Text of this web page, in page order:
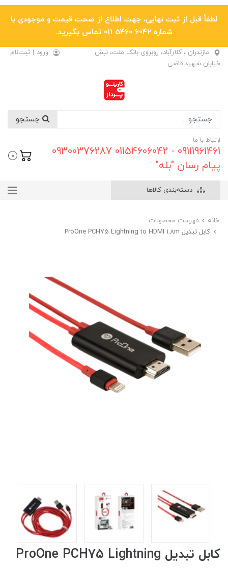
لطفاً قبل از ثبت نهایی، جهت اطلاع از صحت قیمت و موجودی با
شماره 6042 5460 011 تماس بگیرید.
مازندران ، کلارآباد، روبروی بانک ملت، نبش
خیابان شهید قاضی
ورود | ثبت‌نام
ارتباط با ما
09111961461 - 01154606042 09300376287
پیام رسان "بله"
0
دسته‌بندی کالاها
خانه
فهرست محصولات
کابل تبدیل ProOne PCH75 Lightning to HDMI 1.8m
کابل تبدیل ProOne PCH75 Lightning